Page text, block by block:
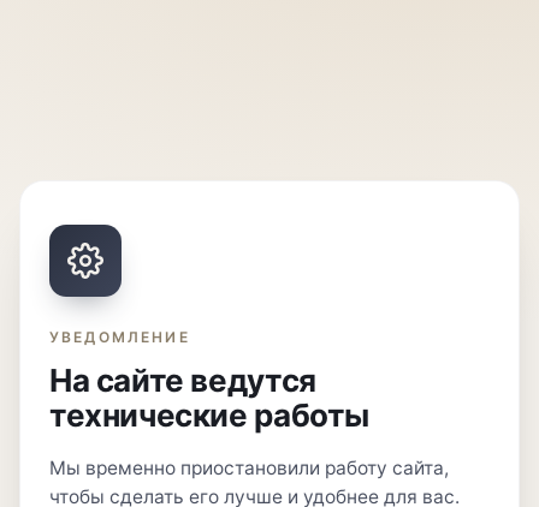
УВЕДОМЛЕНИЕ
На сайте ведутся
технические работы
Мы временно приостановили работу сайта,
чтобы сделать его лучше и удобнее для вас.